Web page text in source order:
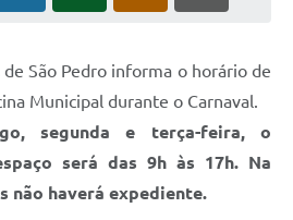
São Pedro informa o horário de
Municipal durante o Carnaval.
segunda e terça-feira, o
será das 9h às 17h. Na
não haverá expediente.